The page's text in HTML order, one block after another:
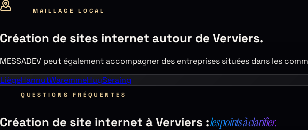
MAILLAGE LOCAL
Création de sites internet autour de Verviers.
MESSADEV peut également accompagner des entreprises situées dans les
LiègeHannutWaremmeHuySeraing
QUESTIONS FRÉQUENTES
Création de site internet àVerviers :les points à clarifier.